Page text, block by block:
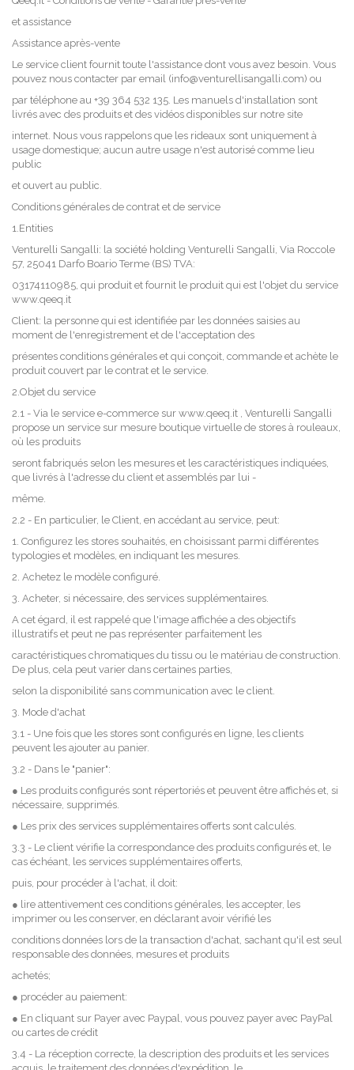
et assistance
Assistance après-vente
Le service client fournit toute l'assistance dont vous avez besoin. Vous
pouvez nous contacter par email (info@venturellisangalli.com) ou
par téléphone au +39 364 532 135. Les manuels d'installation sont
livrés avec des produits et des vidéos disponibles sur notre site
internet. Nous vous rappelons que les rideaux sont uniquement à
usage domestique; aucun autre usage n'est autorisé comme lieu
public
et ouvert au public.
Conditions générales de contrat et de service
1.Entities
Venturelli Sangalli: la société holding Venturelli Sangalli, Via Roccole
57, 25041 Darfo Boario Terme (BS) TVA:
03174110985, qui produit et fournit le produit qui est l'objet du service
www.qeeq.it
Client: la personne qui est identifiée par les données saisies au
moment de l'enregistrement et de l'acceptation des
présentes conditions générales et qui conçoit, commande et achète le
produit couvert par le contrat et le service.
2.Objet du service
2.1 - Via le service e-commerce sur www.qeeq.it , Venturelli Sangalli
propose un service sur mesure boutique virtuelle de stores à rouleaux,
où les produits
seront fabriqués selon les mesures et les caractéristiques indiquées,
que livrés à l'adresse du client et assemblés par lui -
même.
2.2 - En particulier, le Client, en accédant au service, peut:
1. Configurez les stores souhaités, en choisissant parmi différentes
typologies et modèles, en indiquant les mesures.
2. Achetez le modèle configuré.
3. Acheter, si nécessaire, des services supplémentaires.
A cet égard, il est rappelé que l'image affichée a des objectifs
illustratifs et peut ne pas représenter parfaitement les
caractéristiques chromatiques du tissu ou le matériau de construction.
De plus, cela peut varier dans certaines parties,
selon la disponibilité sans communication avec le client.
3. Mode d'achat
3.1 - Une fois que les stores sont configurés en ligne, les clients
peuvent les ajouter au panier.
3.2 - Dans le "panier":
● Les produits configurés sont répertoriés et peuvent être affichés et, si
nécessaire, supprimés.
● Les prix des services supplémentaires offerts sont calculés.
3.3 - Le client vérifie la correspondance des produits configurés et, le
cas échéant, les services supplémentaires offerts,
puis, pour procéder à l'achat, il doit:
● lire attentivement ces conditions générales, les accepter, les
imprimer ou les conserver, en déclarant avoir vérifié les
conditions données lors de la transaction d'achat, sachant qu'il est seul
responsable des données, mesures et produits
achetés;
● procéder au paiement:
● En cliquant sur Payer avec Paypal, vous pouvez payer avec PayPal
ou cartes de crédit
3.4 - La réception correcte, la description des produits et les services